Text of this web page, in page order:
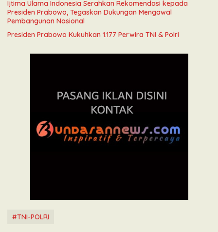
Ijtima Ulama Indonesia Serahkan Rekomendasi kepada
Presiden Prabowo, Tegaskan Dukungan Mengawal
Pembangunan Nasional
Presiden Prabowo Kukuhkan 1.177 Perwira TNI & Polri
#TNI-POLRI